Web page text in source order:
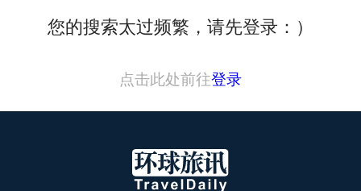
您的搜索太过频繁，请先登录：）
点击此处前往登录